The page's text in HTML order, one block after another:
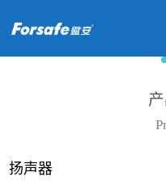
扬声器